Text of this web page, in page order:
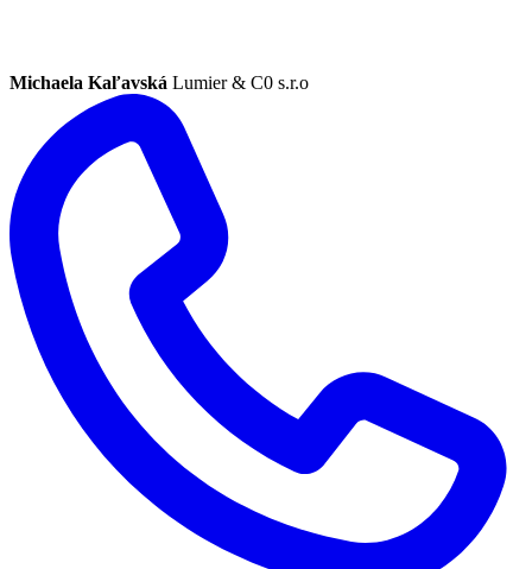
Michaela Kaľavská Lumier & C0 s.r.o